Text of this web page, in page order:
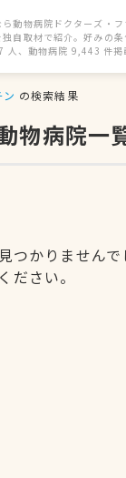
動物病院ドクターズ・フ
自取材で紹介。好みの条
人、動物病院 9,443 件
の検索結果
物病院一
かりませんで
ださい。